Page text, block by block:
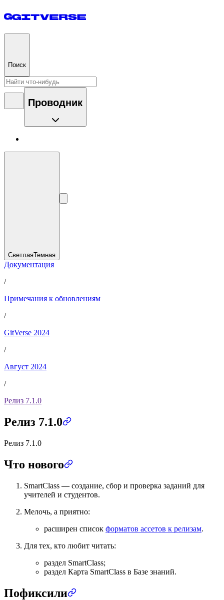
Поиск
Проводник
СветлаяТемная
Документация
/
Примечания к обновлениям
/
GitVerse 2024
/
Август 2024
/
Релиз 7.1.0
Релиз 7.1.0
Релиз 7.1.0
Что нового
SmartClass — создание, сбор и проверка заданий для
учителей и студентов.
Мелочь, а приятно:
расширен список форматов ассетов к релизам.
Для тех, кто любит читать:
раздел SmartClass;
раздел Карта SmartClass в Базе знаний.
Пофиксили